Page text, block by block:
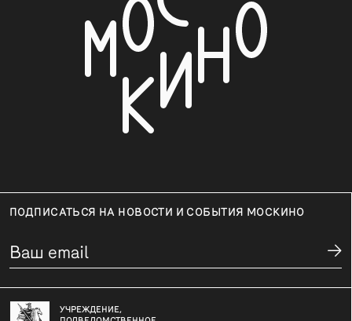
ПОДПИСАТЬСЯ НА НОВОСТИ И СОБЫТИЯ МОСКИНО
УЧРЕЖДЕНИЕ,